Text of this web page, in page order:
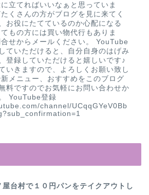
立てればいいなぁと思っていま
くさんの方がブログを見に来てく
お役にたてているのか心配になる
もの方には買い物代行もありま
せからメールください。 YouTube
ていただけると、自分自身のはげみ
登録していただけると嬉しいです♪
いきますので、よろしくお願い致し
メニュー、おすすめをこのブログ
料ですのでお気軽にお問い合わせか
YouTube登録
channel/UCqqGYeV0Bb
屋台村で１０円パンをテイクアウトし